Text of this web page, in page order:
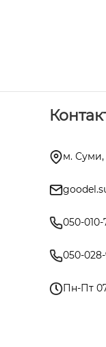
м. Суми,
050-010-
050-
Пн-Пт